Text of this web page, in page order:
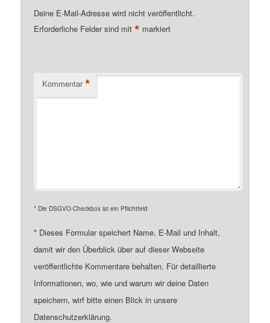
Deine E-Mail-Adresse wird nicht veröffentlicht.
Erforderliche Felder sind mit* markiert
Kommentar *
* Die DSGVO-Checkbox ist ein Pflichtfeld
* Dieses Formular speichert Name, E-Mail und Inhalt,
damit wir den Überblick über auf dieser Webseite
veröffentlichte Kommentare behalten. Für detaillierte
Informationen, wo, wie und warum wir deine Daten
speichern, wirf bitte einen Blick in unsere
Datenschutzerklärung.